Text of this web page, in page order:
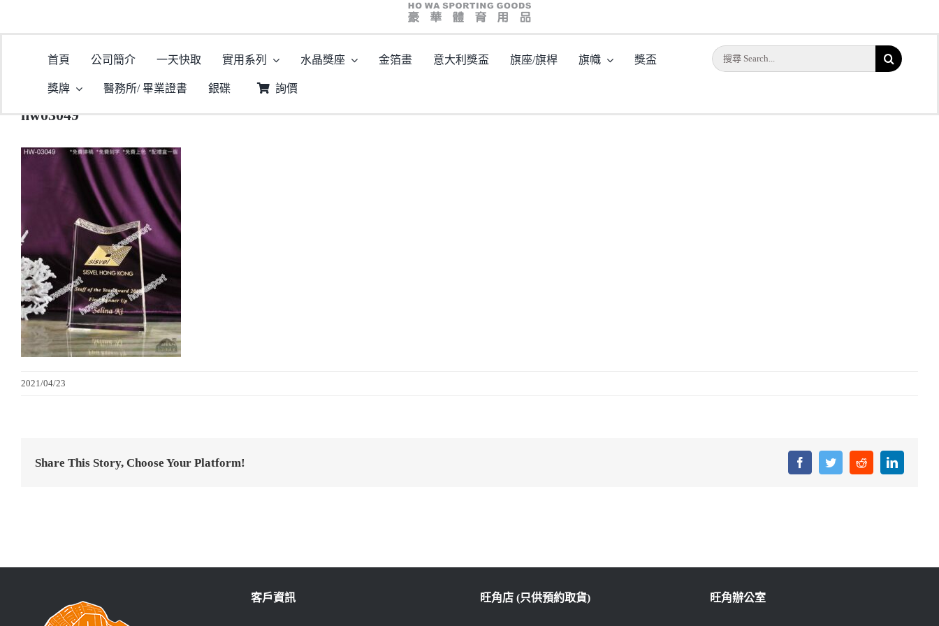
首頁 公司簡介 一天快取 實用系列 水晶獎座 金箔畫 意大利獎盃 旗座/旗桿 旗幟 獎盃
獎牌 醫務所/ 畢業證書 銀碟 詢價
搜
索
主頁 / 型號: HW03049 不規則水紋外形高級水晶座 / hw03049
hw03049
2021/04/23
Share This Story, Choose Your Platform! FacebookTwitterRedditLinkedIn
客戶資訊 旺角店 (只供預約取貨) 旺角辦公室